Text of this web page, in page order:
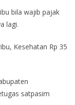
bila wajib pajak
lagi.
Kesehatan Rp 35
satpasim